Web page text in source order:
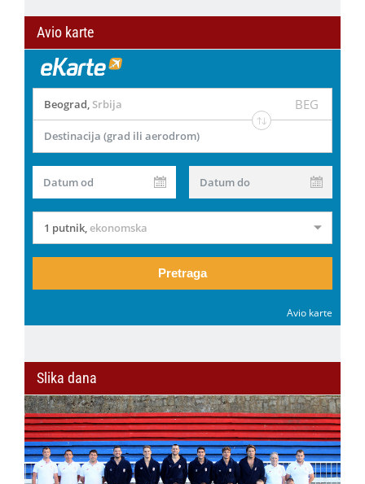
Avio karte
Beograd, Srbija BEG
Destinacija (grad ili aerodrom)
Datum od Datum do
1 putnik,ekonomska
Pretraga
Avio karte
Slika dana